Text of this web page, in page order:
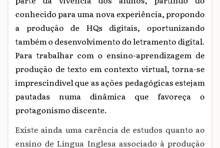
conhecido para uma nova experiência, propondo
a produção de HQs digitais, oportunizando
também o desenvolvimento do letramento digital.
Para trabalhar com o ensino-aprendizagem de
produção de texto em contexto virtual, torna-se
imprescindível que as ações pedagógicas estejam
pautadas numa dinâmica que favoreça o
protagonismo discente.
Existe ainda uma carência de estudos quanto ao
ensino de Língua Inglesa associado à produção